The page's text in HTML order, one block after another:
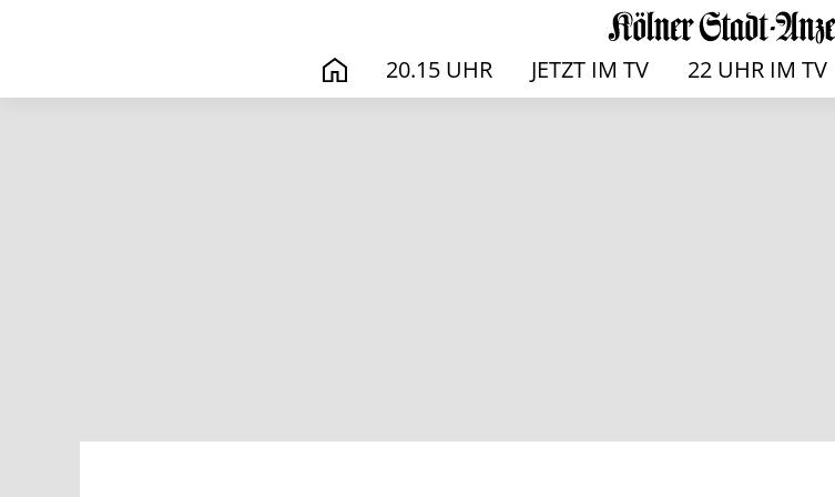
START20.15 UHR JETZT IM TV 22 UHR IM TV